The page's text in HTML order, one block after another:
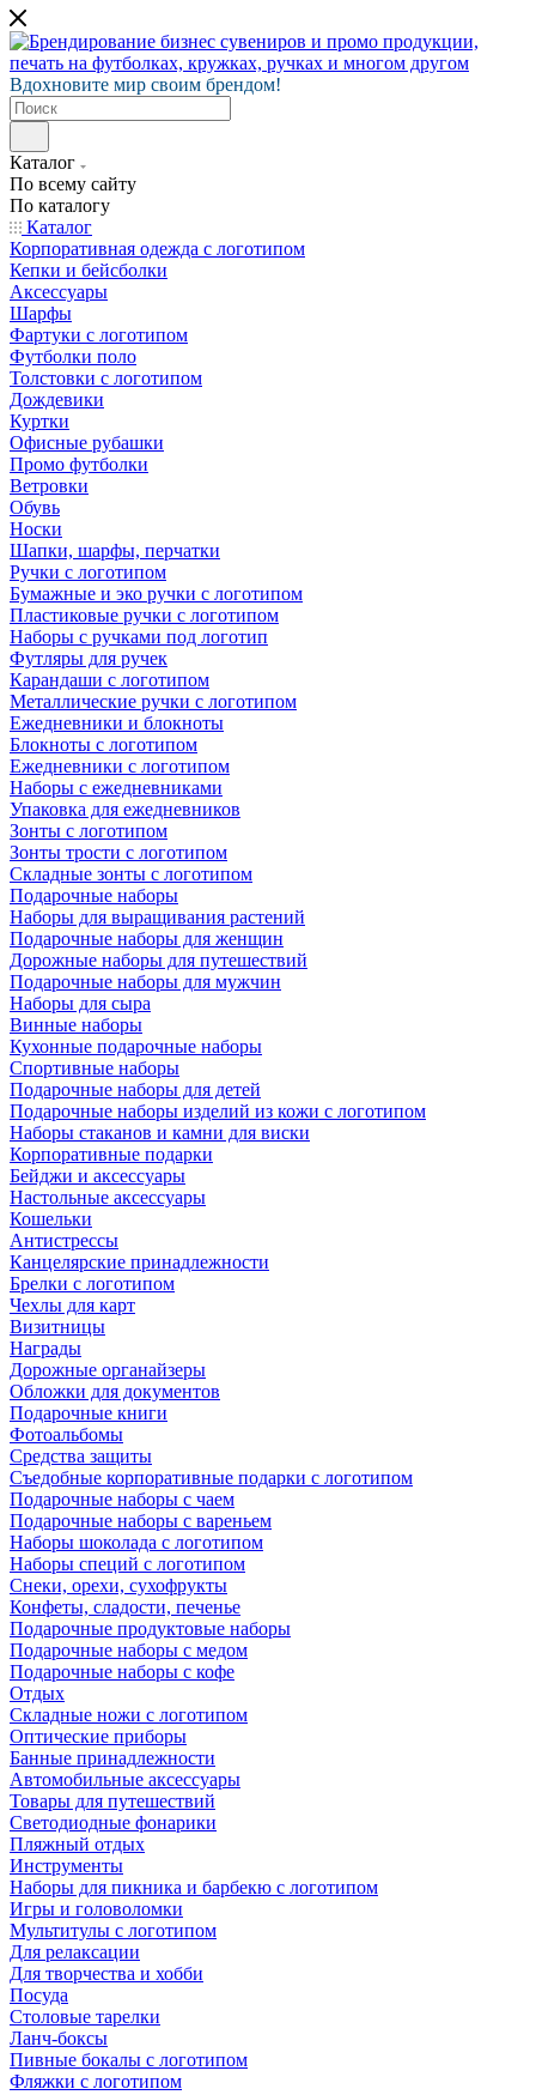
Вдохновите мир своим брендом!
Каталог
По всему сайту
По каталогу
Каталог
Корпоративная одежда с логотипом
Кепки и бейсболки
Аксессуары
Шарфы
Фартуки с логотипом
Футболки поло
Толстовки с логотипом
Дождевики
Куртки
Офисные рубашки
Промо футболки
Ветровки
Обувь
Носки
Шапки, шарфы, перчатки
Ручки с логотипом
Бумажные и эко ручки с логотипом
Пластиковые ручки с логотипом
Наборы с ручками под логотип
Футляры для ручек
Карандаши с логотипом
Металлические ручки с логотипом
Ежедневники и блокноты
Блокноты с логотипом
Ежедневники с логотипом
Наборы с ежедневниками
Упаковка для ежедневников
Зонты с логотипом
Зонты трости с логотипом
Складные зонты с логотипом
Подарочные наборы
Наборы для выращивания растений
Подарочные наборы для женщин
Дорожные наборы для путешествий
Подарочные наборы для мужчин
Наборы для сыра
Винные наборы
Кухонные подарочные наборы
Спортивные наборы
Подарочные наборы для детей
Подарочные наборы изделий из кожи с логотипом
Наборы стаканов и камни для виски
Корпоративные подарки
Бейджи и аксессуары
Настольные аксессуары
Кошельки
Антистрессы
Канцелярские принадлежности
Брелки с логотипом
Чехлы для карт
Визитницы
Награды
Дорожные органайзеры
Обложки для документов
Подарочные книги
Фотоальбомы
Средства защиты
Съедобные корпоративные подарки с логотипом
Подарочные наборы с чаем
Подарочные наборы с вареньем
Наборы шоколада с логотипом
Наборы специй с логотипом
Снеки, орехи, сухофрукты
Конфеты, сладости, печенье
Подарочные продуктовые наборы
Подарочные наборы с медом
Подарочные наборы с кофе
Отдых
Складные ножи с логотипом
Оптические приборы
Банные принадлежности
Автомобильные аксессуары
Товары для путешествий
Светодиодные фонарики
Пляжный отдых
Инструменты
Наборы для пикника и барбекю с логотипом
Игры и головоломки
Мультитулы с логотипом
Для релаксации
Для творчества и хобби
Посуда
Столовые тарелки
Ланч-боксы
Пивные бокалы с логотипом
Фляжки с логотипом